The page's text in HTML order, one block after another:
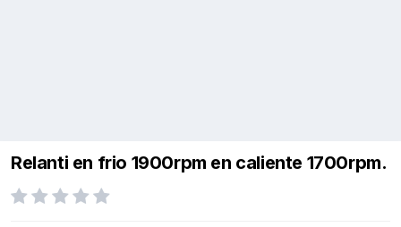
Relanti en frio 1900rpm en caliente 1700rpm.